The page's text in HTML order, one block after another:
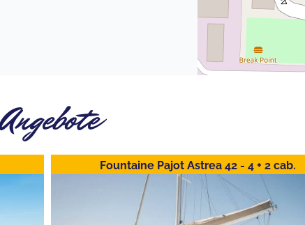
Angebote
Fountaine Pajot Astrea 42 - 4 + 2 cab.